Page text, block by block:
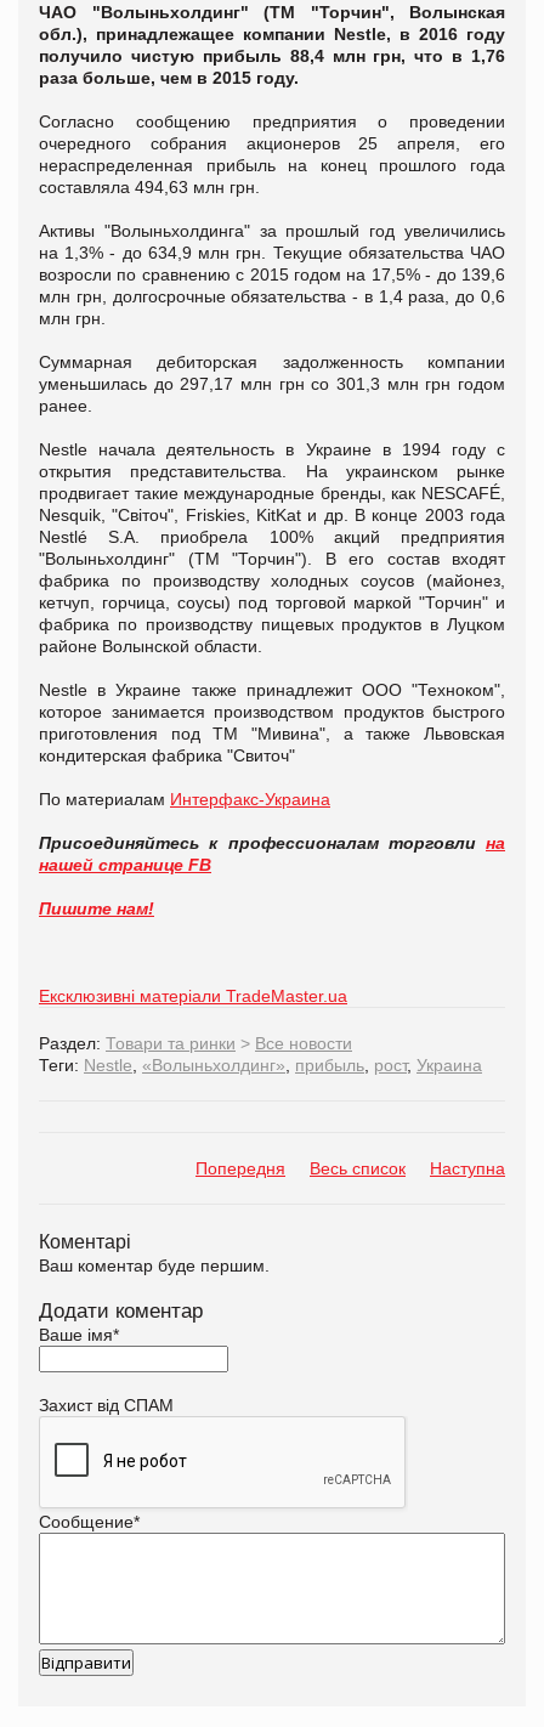
ЧАО "Волыньхолдинг" (ТМ "Торчин", Волынская
обл.), принадлежащее компании Nestle, в 2016 году
получило чистую прибыль 88,4 млн грн, что в 1,76
раза больше, чем в 2015 году.
Согласно сообщению предприятия о проведении
очередного собрания акционеров 25 апреля, его
нераспределенная прибыль на конец прошлого года
составляла 494,63 млн грн.
Активы "Волыньхолдинга" за прошлый год увеличились
на 1,3% - до 634,9 млн грн. Текущие обязательства ЧАО
возросли по сравнению с 2015 годом на 17,5% - до 139,6
млн грн, долгосрочные обязательства - в 1,4 раза, до 0,6
млн грн.
Суммарная дебиторская задолженность компании
уменьшилась до 297,17 млн грн со 301,3 млн грн годом
ранее.
Nestlе начала деятельность в Украине в 1994 году с
открытия представительства. На украинском рынке
продвигает такие международные бренды, как NESCAFÉ,
Nesquik, "Світоч", Friskies, KitKat и др. В конце 2003 года
Nestlé S.A. приобрела 100% акций предприятия
"Волыньхолдинг" (ТМ "Торчин"). В его состав входят
фабрика по производству холодных соусов (майонез,
кетчуп, горчица, соусы) под торговой маркой "Торчин" и
фабрика по производству пищевых продуктов в Луцком
районе Волынской области.
Nestlе в Украине также принадлежит ООО "Техноком",
которое занимается производством продуктов быстрого
приготовления под ТМ "Мивина", а также Львовская
кондитерская фабрика "Свиточ"
По материалам Интерфакс-Украина
Присоединяйтесь к профессионалам торговли на
нашей странице FB
Пишите нам!
Ексклюзивні матеріали TradeMaster.ua
Раздел: Товари та ринки > Все новости
Теги: Nestle «Волыньхолдинг» прибыль рост, Украина
Попередня Весь список Наступна
Коментарі
Ваш коментар буде першим.
Додати коментар
Ваше імя*
Захист від СПАМ
Сообщение*